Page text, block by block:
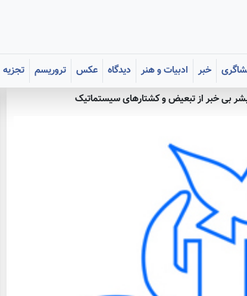
خبر ادبیات و هنر دیدگاه عکس تروریسم تجزیه
بی خبر از تبعیض و کشتارهای سیستماتیک